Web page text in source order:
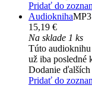
Pridať do
Audiokniha
15,19 €
Na sklade 1 ks
Túto audioknihu
už iba posledné
Dodanie
Pridať do